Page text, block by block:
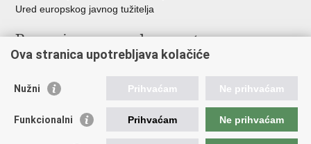
Ured europskog javnog tužitelja
Poveznice pravosudnog sustava
Državno odvjetništvo
Ured za suzbijanje korupcije i organiziranog kriminaliteta
Državnoodvjetničko vijeće
Ova stranica upotrebljava kolačiće
Nužni Prihvaćam Ne prihvaćam
Funkcionalni Prihvaćam Ne prihvaćam